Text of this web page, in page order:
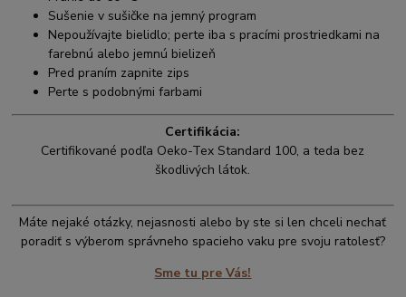
Sušenie v sušičke na jemný program
Nepoužívajte bielidlo; perte iba s pracími prostriedkami na
farebnú alebo jemnú bielizeň
Pred praním zapnite zips
Perte s podobnými farbami
Certifikácia:
Certifikované podľa Oeko-Tex Standard 100, a teda bez
škodlivých látok.
Máte nejaké otázky, nejasnosti alebo by ste si len chceli nechať
poradiť s výberom správneho spacieho vaku pre svoju ratolesť?
Sme tu pre Vás!